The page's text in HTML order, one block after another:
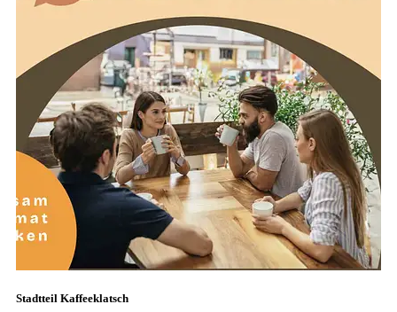
Stadtteil Kaffeeklatsch